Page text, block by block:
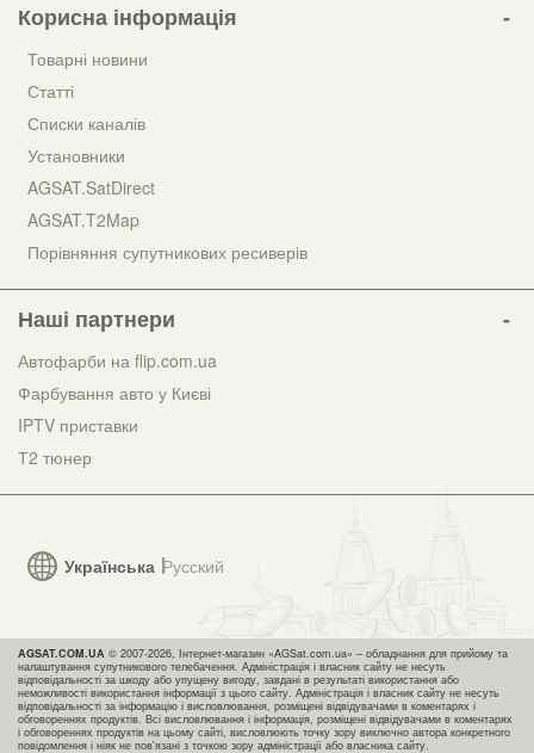
Українська Русский
Корисна інформація
Товарні новини
Статті
Списки каналів
Установники
AGSAT.SatDirect
AGSAT.T2Map
Порівняння супутникових ресиверів
Наші партнери
Автофарби на flip.com.ua
Фарбування авто у Києві
IPTV приставки
Т2 тюнер
AGSAT.COM.UA © 2007-2026, Інтернет-магазин «AGSat.com.ua» – обладнання для прийому та
налаштування супутникового телебачення. Адміністрація і власник сайту не несуть
відповідальності за шкоду або упущену вигоду, завдані в результаті використання або
неможливості використання інформації з цього сайту. Адміністрація і власник сайту не несуть
відповідальності за інформацію і висловлювання, розміщені відвідувачами в коментарях і
обговореннях продуктів. Всі висловлювання і інформація, розміщені відвідувачами в коментарях
і обговореннях продуктів на цьому сайті, висловлюють точку зору виключно автора конкретного
повідомлення і ніяк не пов'язані з точкою зору адміністрації або власника сайту.